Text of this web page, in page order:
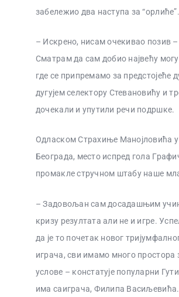
забележио два наступа за “орлиће”.
– Искрено, нисам очекивао позив
Сматрам да сам добио највећу
где се припремамо за предстојеће
дугујем селектору Стевановићу и
дочекали и упутили речи подршке.
Одласком Страхиње Манојловића
Београда, место испред гола
промакле стручном штабу наше
– Задовољан сам досадашњим
кризу резултата али не и игре.
да је то почетак новог
играча, сви имамо много
услове – констатује популарни
има саиграча, Филипа Васиљевића.